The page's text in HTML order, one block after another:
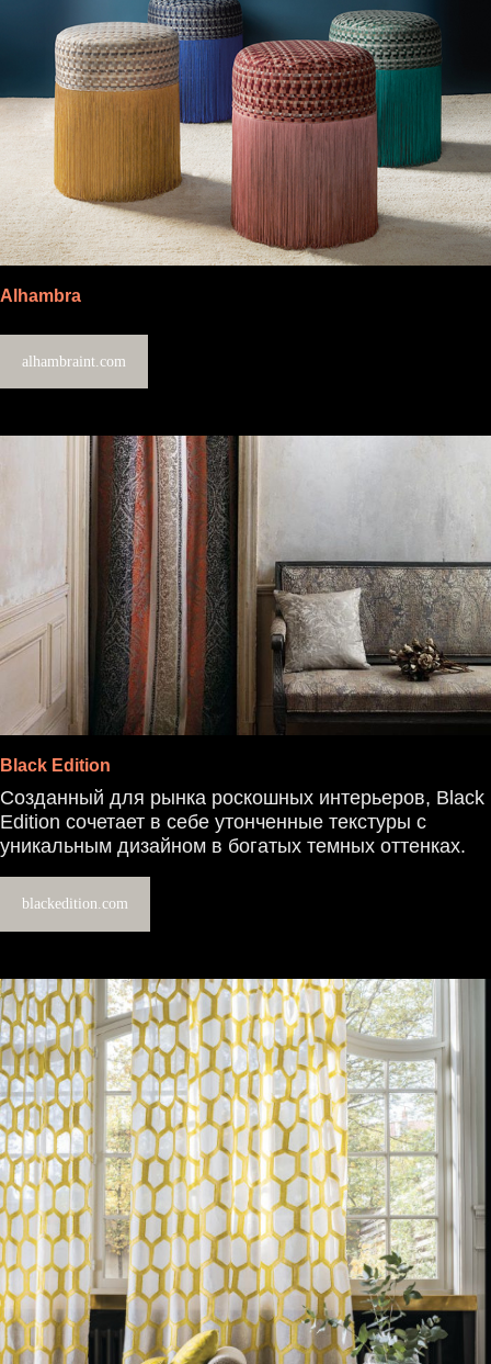
Alhambra
alhambraint.com
Black Edition
Созданный для рынка роскошных интерьеров, Black
Edition сочетает в себе утонченные текстуры с
уникальным дизайном в богатых темных оттенках.
blackedition.com